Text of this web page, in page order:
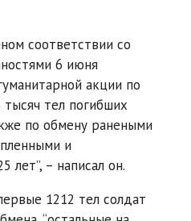
соответствии со
6 июня
акции по
тел погибших
по обмену ранеными
и
лет”, – написал он.
1212 тел солдат